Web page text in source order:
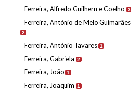
Ferreira, Alfredo Guilherme Coelho 3
Ferreira, António de Melo Guimarães
2
Ferreira, António Tavares 1
Ferreira, Gabriela 2
Ferreira, João 1
Ferreira, Joaquim 1